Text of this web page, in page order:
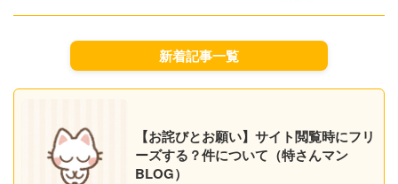
新着記事一覧
【お詫びとお願い】サイト閲覧時にフリ
ーズする？件について（特さんマン
BLOG）